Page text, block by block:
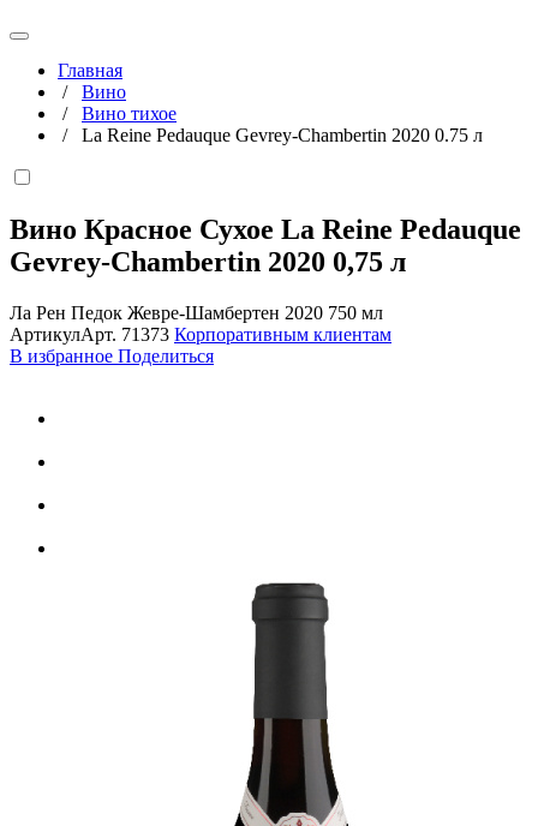
Главная
/ Вино
/ Вино тихое
/ La Reine Pedauque Gevrey-Chambertin 2020 0.75 л
Вино Красное Сухое La Reine Pedauque
Gevrey-Chambertin 2020 0,75 л
Ла Рен Педок Жевре-Шамбертен 2020 750 мл
АртикулАрт. 71373 Корпоративным клиентам
В избранное Поделиться